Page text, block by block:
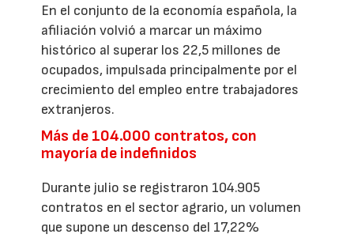
En el conjunto de la economía española, la
afiliación volvió a marcar un máximo
histórico al superar los 22,5 millones de
ocupados, impulsada principalmente por el
crecimiento del empleo entre trabajadores
extranjeros.
Más de 104.000 contratos, con
mayoría de indefinidos
Durante julio se registraron 104.905
contratos en el sector agrario, un volumen
que supone un descenso del 17,22%